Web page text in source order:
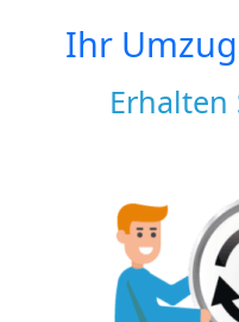
Ihr
Erhalten